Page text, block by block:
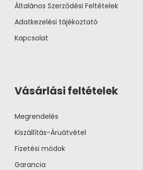
Általános Szerződési Feltételek
Adatkezelési tájékoztató
Kapcsolat
Vásárlási feltételek
Megrendelés
Kiszállítás-Áruátvétel
Fizetési módok
Garancia